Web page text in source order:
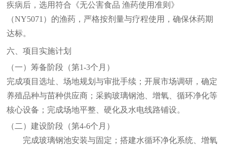
疾病后，选用符合《无公害食品 渔药使用准则》
（NY5071）的渔药，严格按剂量与疗程使用，确保休药期
达标。
六、项目实施计划
（一）筹备阶段（第1-3个月）
完成项目选址、场地规划与审批手续；开展市场调研，确定
养殖品种与苗种供应商；采购玻璃钢池、增氧、循环净化等
核心设备；完成场地平整、硬化及水电线路铺设。
（二）建设阶段（第4-6个月）
完成玻璃钢池安装与固定；搭建水循环净化系统、增氧